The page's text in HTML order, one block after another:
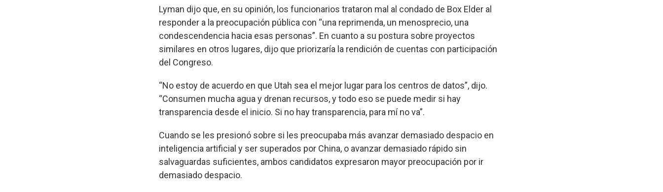
Lyman dijo que, en su opinión, los funcionarios trataron mal al condado de Box Elder al
responder a la preocupación pública con “una reprimenda, un menosprecio, una
condescendencia hacia esas personas”. En cuanto a su postura sobre proyectos
similares en otros lugares, dijo que priorizaría la rendición de cuentas con participación
del Congreso.
“No estoy de acuerdo en que Utah sea el mejor lugar para los centros de datos”, dijo.
“Consumen mucha agua y drenan recursos, y todo eso se puede medir si hay
transparencia desde el inicio. Si no hay transparencia, para mí no va”.
Cuando se les presionó sobre si les preocupaba más avanzar demasiado despacio en
inteligencia artificial y ser superados por China, o avanzar demasiado rápido sin
salvaguardas suficientes, ambos candidatos expresaron mayor preocupación por ir
demasiado despacio.